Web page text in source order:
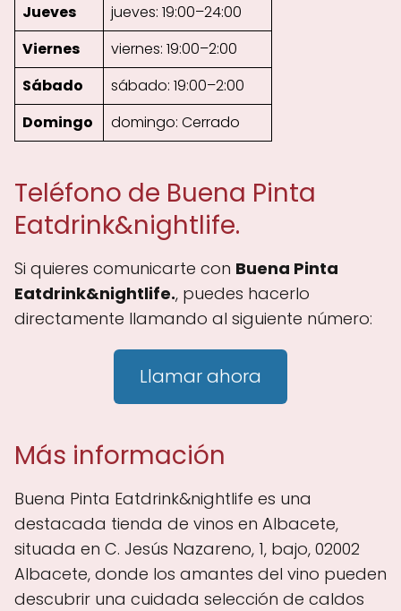
Jueves
jueves: 19:00–24:00
Viernes
viernes: 19:00–2:00
Sábado
sábado: 19:00–2:00
Domingo
domingo: Cerrado
Teléfono de Buena Pinta
Eatdrink&nightlife.
Si quieres comunicarte con Buena Pinta
Eatdrink&nightlife., puedes hacerlo
directamente llamando al siguiente número:
Llamar ahora
Más información
Buena Pinta Eatdrink&nightlife es una
destacada tienda de vinos en Albacete,
situada en C. Jesús Nazareno, 1, bajo, 02002
Albacete, donde los amantes del vino pueden
descubrir una cuidada selección de caldos